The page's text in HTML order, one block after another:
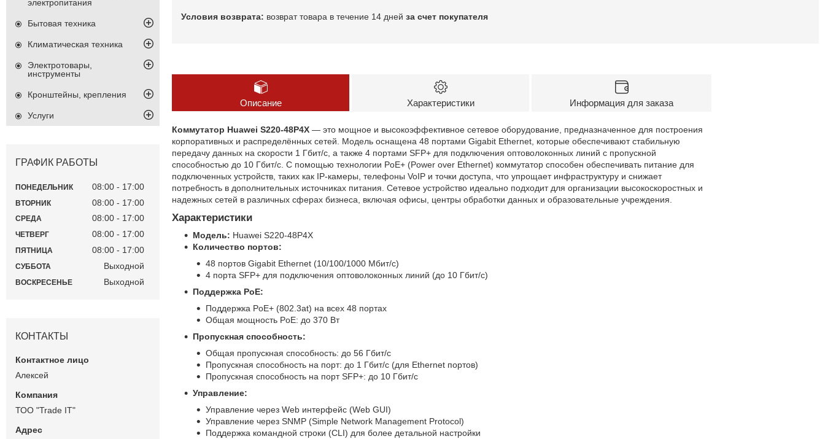
возврат товара в течение 14 дней за счет покупателя
Описание Характеристики Информация для заказа
Коммутатор Huawei S220-48P4X — это мощное и высокоэффективное сетевое оборудование, предназначенное для построения
корпоративных и распределённых сетей. Модель оснащена 48 портами Gigabit Ethernet, которые обеспечивают стабильную
передачу данных на скорости 1 Гбит/с, а также 4 портами SFP+ для подключения оптоволоконных линий с пропускной
способностью до 10 Гбит/с. С помощью технологии PoE+ (Power over Ethernet) коммутатор способен обеспечивать питание для
подключенных устройств, таких как IP-камеры, телефоны VoIP и точки доступа, что упрощает инфраструктуру и снижает
потребность в дополнительных источниках питания. Сетевое устройство идеально подходит для организации высокоскоростных и
надежных сетей в различных сферах бизнеса, включая офисы, центры обработки данных и образовательные учреждения.
Характеристики
Модель: Huawei S220-48P4X
Количество портов:
48 портов Gigabit Ethernet (10/100/1000 Мбит/с)
4 порта SFP+ для подключения оптоволоконных линий (до 10 Гбит/с)
Поддержка PoE:
Поддержка PoE+ (802.3at) на всех 48 портах
Общая мощность PoE: до 370 Вт
Пропускная способность:
Общая пропускная способность: до 56 Гбит/с
Пропускная способность на порт: до 1 Гбит/с (для Ethernet портов)
Пропускная способность на порт SFP+: до 10 Гбит/с
Управление:
Управление через Web интерфейс (Web GUI)
Управление через SNMP (Simple Network Management Protocol)
Поддержка командной строки (CLI) для более детальной настройки
электропитания
Бытовая техника
Климатическая техника
Электротовары,
инструменты
Кронштейны, крепления
Услуги
ГРАФИК РАБОТЫ
ПОНЕДЕЛЬНИК 08:00 17:00
ВТОРНИК 08:00 17:00
СРЕДА 08:00 17:00
ЧЕТВЕРГ 08:00 17:00
ПЯТНИЦА 08:00 17:00
СУББОТА Выходной
ВОСКРЕСЕНЬЕ Выходной
КОНТАКТЫ
Алексей
ТОО "Trade IT"